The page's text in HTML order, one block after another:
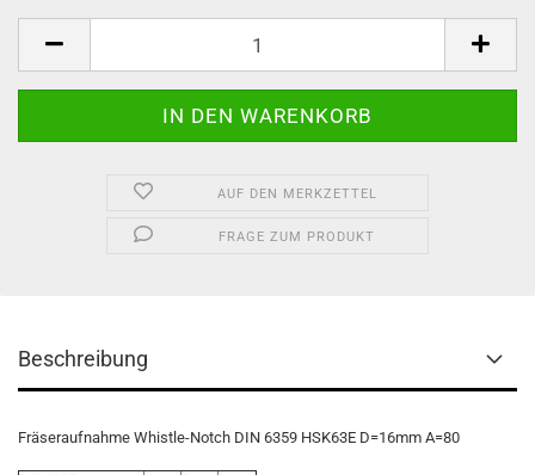
AUF DEN MERKZETTEL
FRAGE ZUM PRODUKT
Beschreibung
Fräseraufnahme Whistle-Notch DIN 6359 HSK63E D=16mm A=80